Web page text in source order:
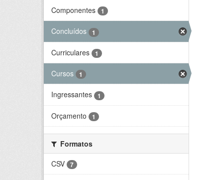
Componentes 1
Concluídos 1
Curriculares 1
Cursos 1
Ingressantes 1
Orçamento 1
Formatos
CSV
7